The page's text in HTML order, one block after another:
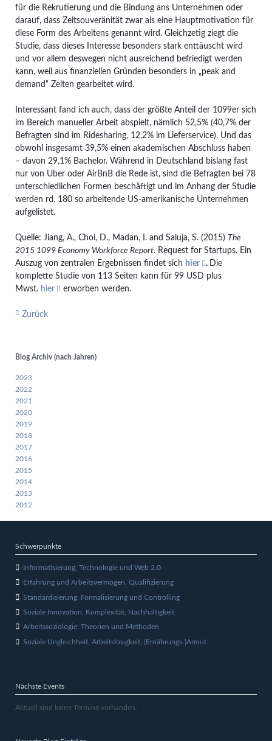
für die Rekrutierung und die Bindung ans Unternehmen oder
darauf, dass Zeitsouveränität zwar als eine Hauptmotivation für
diese Form des Arbeitens genannt wird. Gleichzetig ziegt die
Studie, dass dieses Interesse besonders stark enttäuscht wird
und vor allem deswegen nicht ausreichend befriedigt werden
kann, weil aus finanziellen Gründen besonders in „peak and
demand“ Zeiten gearbeitet wird.
Interessant fand ich auch, dass der größte Anteil der 1099er sich
im Bereich manueller Arbeit abspielt, nämlich 52,5% (40,7% der
Befragten sind im Ridesharing, 12,2% im Lieferservice). Und das
obwohl insgesamt 39,5% einen akademischen Abschluss haben
– davon 29,1% Bachelor. Während in Deutschland bislang fast
nur von Uber oder AirBnB die Rede ist, sind die Befragten bei 78
unterschiedlichen Formen beschäftigt und im Anhang der Studie
werden rd. 180 so arbeitende US-amerikanische Unternehmen
aufgelistet.
Quelle: Jiang, A., Choi, D., Madan, I. and Saluja, S. (2015) The
2015 1099 Economy Workforce Report. Request for Startups. Ein
Auszug von zentralen Ergebnissen findet sich hier . Die
komplette Studie von 113 Seiten kann für 99 USD plus
Mwst. hier erworben werden.
Zurück
Blog Archiv (nach Jahren)
2023
2022
2021
2020
2019
2018
2017
2016
2015
2014
2013
2012
Schwerpunkte
Informatisierung, Technologie und Web 2.0
Erfahrung und Arbeitsvermögen, Qualifizierung
Standardisierung, Formalisierung und Controlling
Soziale Innovation, Komplexität, Nachhaltigkeit
Arbeitssoziologie: Theorien und Methoden
Soziale Ungleichheit, Arbeitslosigkeit, (Ernährungs-)Armut
Nächste Events
Aktuell sind keine Termine vorhanden.